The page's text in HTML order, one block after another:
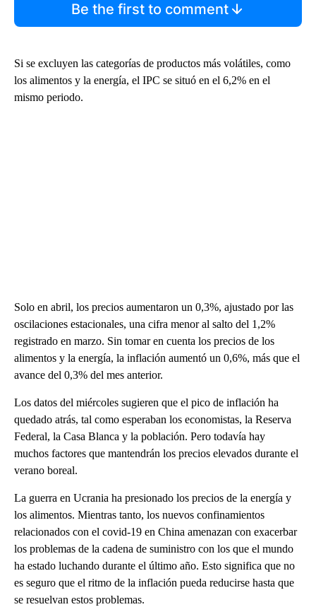
Be the first to comment
Si se excluyen las categorías de productos más volátiles, como
los alimentos y la energía, el IPC se situó en el 6,2% en el
mismo periodo.
Solo en abril, los precios aumentaron un 0,3%, ajustado por las
oscilaciones estacionales, una cifra menor al salto del 1,2%
registrado en marzo. Sin tomar en cuenta los precios de los
alimentos y la energía, la inflación aumentó un 0,6%, más que el
avance del 0,3% del mes anterior.
Los datos del miércoles sugieren que el pico de inflación ha
quedado atrás, tal como esperaban los economistas, la Reserva
Federal, la Casa Blanca y la población. Pero todavía hay
muchos factores que mantendrán los precios elevados durante el
verano boreal.
La guerra en Ucrania ha presionado los precios de la energía y
los alimentos. Mientras tanto, los nuevos confinamientos
relacionados con el covid-19 en China amenazan con exacerbar
los problemas de la cadena de suministro con los que el mundo
ha estado luchando durante el último año. Esto significa que no
es seguro que el ritmo de la inflación pueda reducirse hasta que
se resuelvan estos problemas.